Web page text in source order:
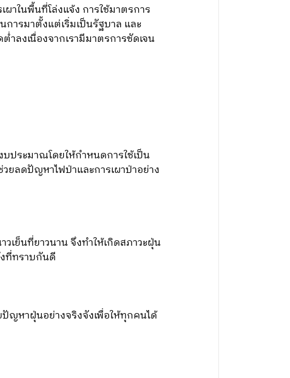
าในพื้นที่โล่งแจ้ง การใช้มาตรการ
การมาตั้งแต่เริ่มเป็นรัฐบาล และ
ลงเนื่องจากเรามีมาตรการชัดเจน
ประมาณโดยให้กำหนดการใช้เป็น
ยลดปัญหาไฟป่าและการเผาป่าอย่าง
ย็นที่ยาวนาน จึงทำให้เกิดสภาวะฝุ่น
ที่ทราบกันดี
ญหาฝุ่นอย่างจริงจังเพื่อให้ทุกคนได้